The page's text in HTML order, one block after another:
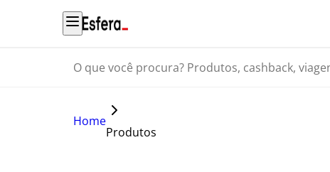
O que você procura? Produtos, cashback, viagens...
Home
Produtos